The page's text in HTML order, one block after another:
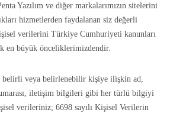
Yazılım ve diğer markalarımızın sitelerini
hizmetlerden faydalanan siz değerli
verilerini Türkiye Cumhuriyeti kanunları
en büyük önceliklerimizdendir.
veya belirlenebilir kişiye ilişkin ad,
iletişim bilgileri gibi her türlü bilgiyi
verileriniz; 6698 sayılı Kişisel Verilerin